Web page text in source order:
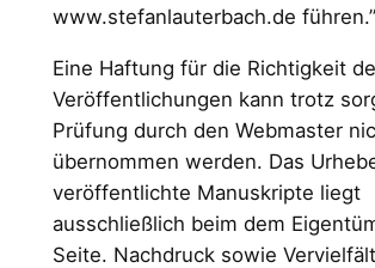
www.stefanlauterbach.de führen.”
Eine Haftung für die Richtigkeit
Veröffentlichungen kann trotz
Prüfung durch den Webmaster
übernommen werden. Das
veröffentlichte Manuskripte liegt
ausschließlich beim dem
Seite. Nachdruck sowie